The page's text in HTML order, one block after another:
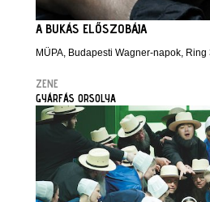
A BUKÁS ELŐSZOBÁJA
MÜPA, Budapesti Wagner-napok,
ZENE
GYÁRFÁS ORSOLYA